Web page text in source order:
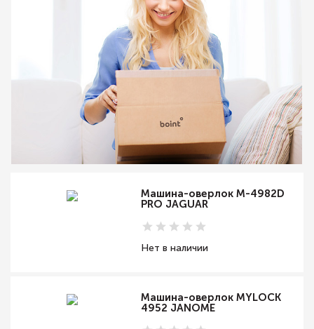
Машина-оверлок M-4982D
PRO JAGUAR
Нет в наличии
Машина-оверлок MYLOCK
4952 JANOME